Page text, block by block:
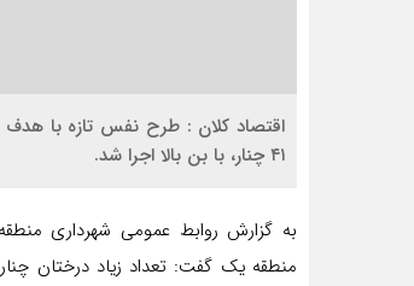
اقتصاد کلان : طرح نفس تازه با هدف
۴۱ چنار، با بن بالا اجرا شد.
به گزارش روابط عمومی شهرداری
منطقه یک گفت: تعداد زیاد درختان